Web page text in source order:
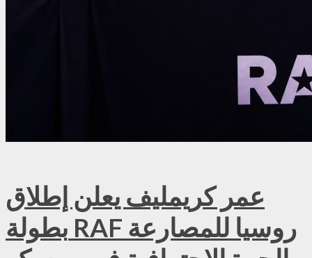
عمر كريمليف يعلن إطلاق
بطولة RAF روسيا للمصارعة